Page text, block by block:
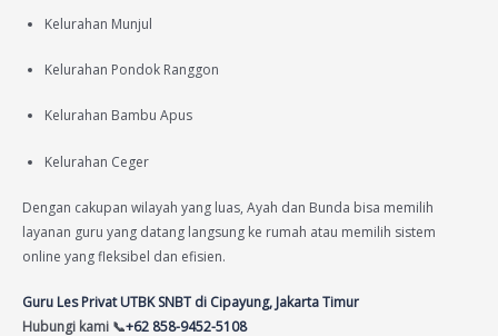
Kelurahan Munjul
Kelurahan Pondok Ranggon
Kelurahan Bambu Apus
Kelurahan Ceger
Dengan cakupan wilayah yang luas, Ayah dan Bunda bisa memilih
layanan guru yang datang langsung ke rumah atau memilih sistem
online yang fleksibel dan efisien.
Guru Les Privat UTBK SNBT di Cipayung, Jakarta Timur
Hubungi kami 📞+62 858-9452-5108